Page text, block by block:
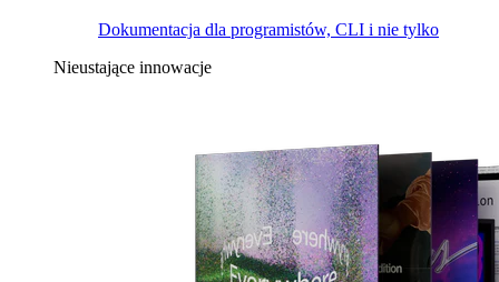
Dokumentacja dla programistów, CLI i nie tylko
Nieustające innowacje